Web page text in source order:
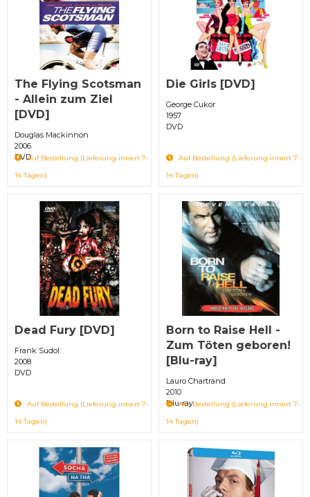
The Flying Scotsman
- Allein zum Ziel
[DVD]
Douglas Mackinnon
2006
DVDAuf Bestellung (Lieferung innert 7-
14 Tagen)
Die Girls [DVD]
George Cukor
1957
DVD
Auf Bestellung (Lieferung innert 7-
14 Tagen)
Dead Fury [DVD]
Frank Sudol
2008
DVD
Auf Bestellung (Lieferung innert 7-
14 Tagen)
Born to Raise Hell -
Zum Töten geboren!
[Blu-ray]
Lauro Chartrand
2010
Blu-ray
Auf Bestellung (Lieferung innert 7-
14 Tagen)